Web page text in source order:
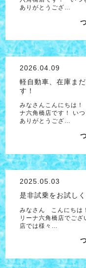
ありがとうござ…
2026.04.09
軽自動車、在庫ま
す！
みなさんこんにちは
ナ六角橋店です！ い
ありがとうござ…
2025.05.03
是非試乗をお試しく
みなさん こんにちは
リーナ六角橋店でご
店では様々…